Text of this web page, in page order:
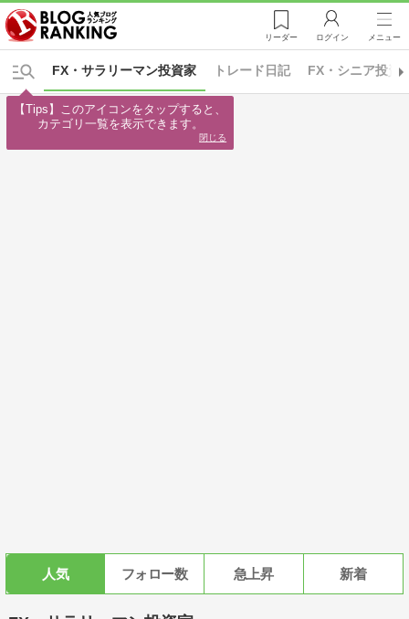
リーダー ログイン メニュー
トレード日記
FX・サラリーマン投資家 FX・シニア投資
人気 フォロー数 急上昇 新着
【Tips】このアイコンをタップすると、
カテゴリ一覧を表示できます。
閉じる